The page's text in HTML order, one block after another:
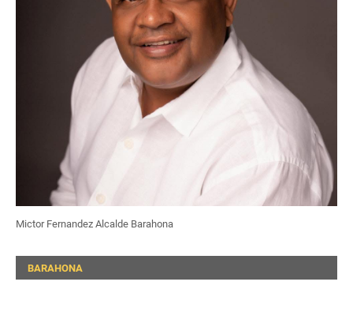
Mictor Fernandez Alcalde Barahona
BARAHONA